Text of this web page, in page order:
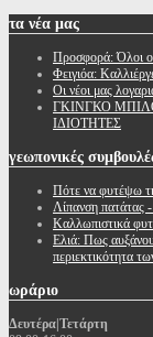
τα νέα μας
Προσφορά: Όλοι
Φειγιόα:
Oι νέοι μας
ΓΚΙΝΓΚΟ
ΙΔΙΟΤΗΤΕΣ
γεωπονικές
Πότε να φυτέψω
Λίπανση πατάτας -
Καλλωπιστικά
Ελιά: Πως
περιεκτικότητα
ωράριο
Δευτέρα|Τετάρτη